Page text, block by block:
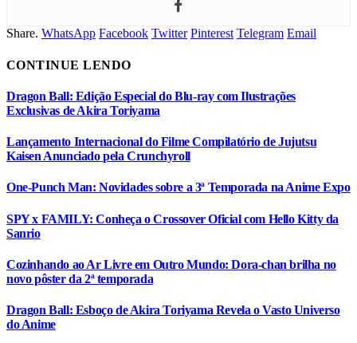
Share. WhatsApp Facebook Twitter Pinterest Telegram Email
CONTINUE LENDO
Dragon Ball: Edição Especial do Blu-ray com Ilustrações
Exclusivas de Akira Toriyama
Lançamento Internacional do Filme Compilatório de Jujutsu
Kaisen Anunciado pela Crunchyroll
One-Punch Man: Novidades sobre a 3ª Temporada na Anime Expo
SPY x FAMILY: Conheça o Crossover Oficial com Hello Kitty da
Sanrio
Cozinhando ao Ar Livre em Outro Mundo: Dora-chan brilha no
novo pôster da 2ª temporada
Dragon Ball: Esboço de Akira Toriyama Revela o Vasto Universo
do Anime